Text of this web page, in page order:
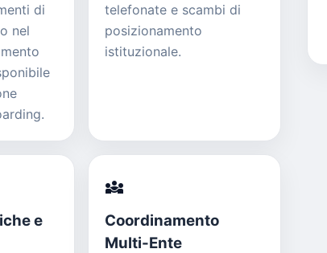
di
nel
telefonate e scambi di
posizionamento
istituzionale.
e
diversity_3
Coordinamento
Multi-Ente